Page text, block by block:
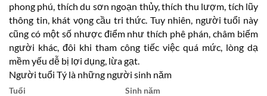
phong phú, thích du sơn ngoạn thủy, thích thu lượm, tích lũy
thông tin, khát vọng cầu tri thức. Tuy nhiên, người tuổi này
cũng có một số nhược điểm như thích phê phán, châm biếm
người khác, đôi khi tham công tiếc việc quá mức, lòng dạ
mềm yếu dễ bị lợi dụng, lừa gạt.
Người tuổi Tý là những người sinh năm
Tuổi
Sinh năm